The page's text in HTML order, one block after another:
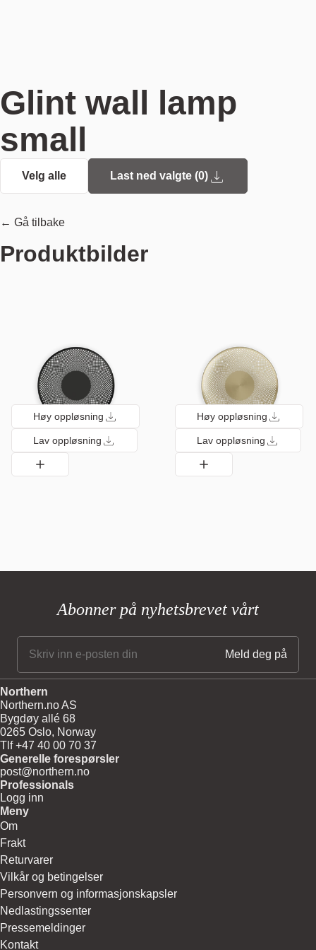
Glint wall lamp
small
Velg alle Last ned valgte (0)
← Gå tilbake
Produktbilder
Høy oppløsning
Lav oppløsning
Høy oppløsning
Lav oppløsning
Abonner på nyhetsbrevet vårt
Northern
Northern.no AS
Bygdøy allé 68
0265 Oslo, Norway
Tlf +47 40 00 70 37
Generelle forespørsler
post@northern.no
Professionals
Logg inn
Meny
Om
Frakt
Returvarer
Vilkår og betingelser
Personvern og informasjonskapsler
Nedlastingssenter
Pressemeldinger
Kontakt